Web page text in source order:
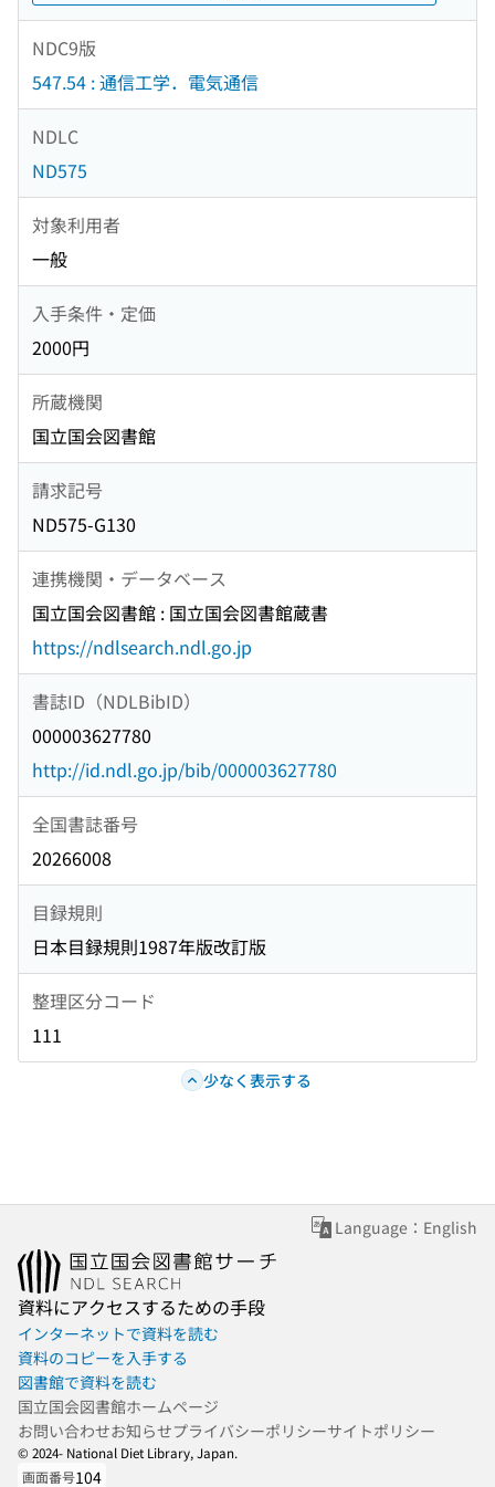
NDC9版
547.54 : 通信工学．電気通信
NDLC
ND575
対象利用者
一般
入手条件・定価
2000円
所蔵機関
国立国会図書館
請求記号
ND575-G130
連携機関・データベース
国立国会図書館 : 国立国会図書館蔵書
https://ndlsearch.ndl.go.jp
書誌ID（NDLBibID）
000003627780
http://id.ndl.go.jp/bib/000003627780
全国書誌番号
20266008
目録規則
日本目録規則1987年版改訂版
整理区分コード
111
少なく表示する
Language：English
資料にアクセスするための手段
インターネットで資料を読む
資料のコピーを入手する
図書館で資料を読む
国立国会図書館ホームページ
お問い合わせお知らせプライバシーポリシーサイトポリシー
© 2024- National Diet Library, Japan.
画面番号104